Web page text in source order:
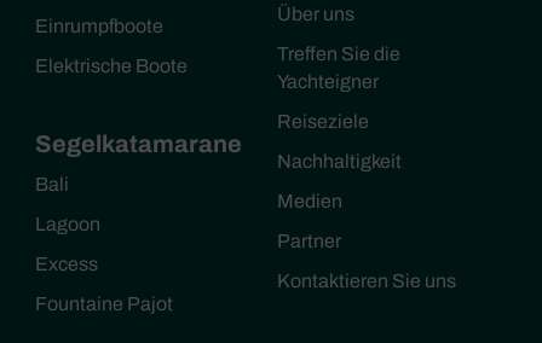
Einrumpfboote
Elektrische Boote
Segelkatamarane
Bali
Lagoon
Excess
Fountaine Pajot
Über uns
Treffen Sie die
Yachteigner
Reiseziele
Nachhaltigkeit
Medien
Partner
Kontaktieren Sie uns